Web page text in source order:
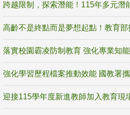
落實校園霸凌防制教育 強化專業知